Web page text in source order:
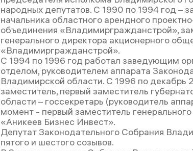
народных депутатов. С 1990 по 1994 год –
начальника областного арендного
объединения «Владимиргражданстрой»,
генерального директора акционерного
«Владимиргражданстрой».
С 1994 по 1996 год работал заведующим
отделом, руководителем аппарата
Владимирской области. С 1996 по декабрь
заместитель, первый заместитель
области – госсекретарь (руководитель
момент - первый заместитель
«Аникеев Бизнес Инвест».
Депутат Законодательного Собрания
пятого и шестого созывов.